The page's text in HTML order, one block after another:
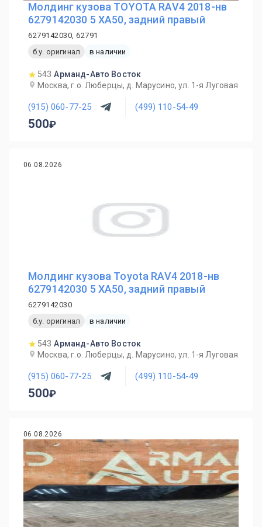
Молдинг кузова TOYOTA RAV4 2018-нв
6279142030 5 XA50, задний правый
6279142030, 62791
б.у. оригинал
в наличии
543 Арманд-Авто Восток
Москва, г.о. Люберцы, д. Марусино, ул. 1-я Луговая
(915) 060-77-25 (499) 110-54-49
500
06.08.2026
Молдинг кузова Toyota RAV4 2018-нв
6279142030 5 XA50, задний правый
6279142030
б.у. оригинал
в наличии
543 Арманд-Авто Восток
Москва, г.о. Люберцы, д. Марусино, ул. 1-я Луговая
(915) 060-77-25 (499) 110-54-49
500
06.08.2026